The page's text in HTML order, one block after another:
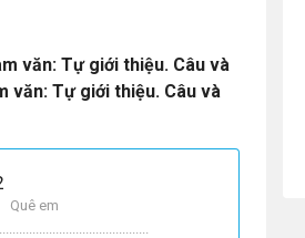
văn: Tự giới thiệu. Câu và
văn: Tự giới thiệu. Câu và
Quê em